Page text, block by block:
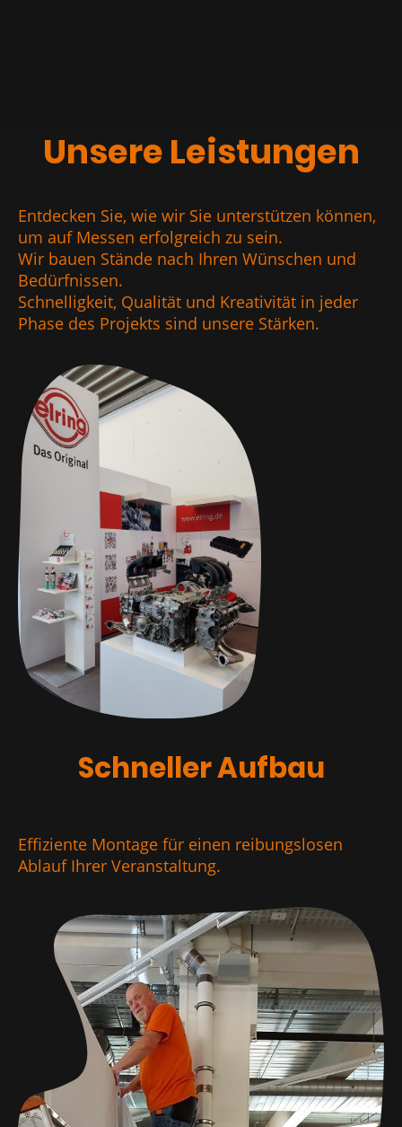
Unsere Leistungen
Entdecken Sie, wie wir Sie unterstützen können,
um auf Messen erfolgreich zu sein.
Wir bauen Stände nach Ihren Wünschen und
Bedürfnissen.
Schnelligkeit, Qualität und Kreativität in jeder
Phase des Projekts sind unsere Stärken.
Schneller Aufbau
Effiziente Montage für einen reibungslosen
Ablauf Ihrer Veranstaltung.